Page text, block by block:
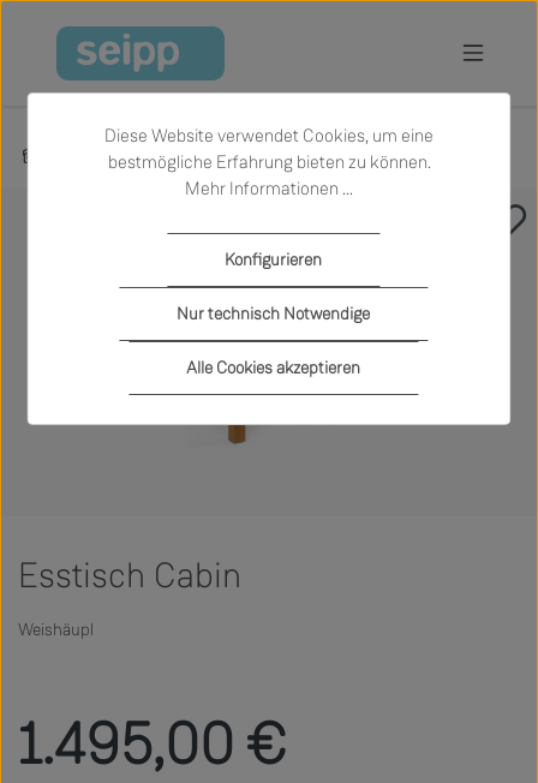
Zum Hauptinhalt springen
Produkte Garten Outdoor-Tische
Esstisch Cabin
Weishäupl
1.495,00 €
Diese Website verwendet Cookies, um eine
bestmögliche Erfahrung bieten zu können.
Mehr Informationen ...
Nur technisch Notwendige
Konfigurieren
Alle Cookies akzeptieren